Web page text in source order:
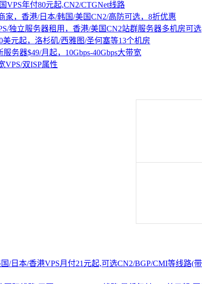
VPS年付80元起,CN2/CTGNet线路
家，香港/日本/韩国/美国CN2/高防可选，8折优惠
独立服务器租用，香港/美国CN2站群服务器多机房可选
美元起，洛杉矶/西雅图/圣何塞等13个机房
务器$49/月起，10Gbps-40Gbps大带宽
VPS/双ISP属性